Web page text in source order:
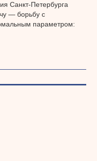
Санкт-Петербурга
— борьбу с
параметром: